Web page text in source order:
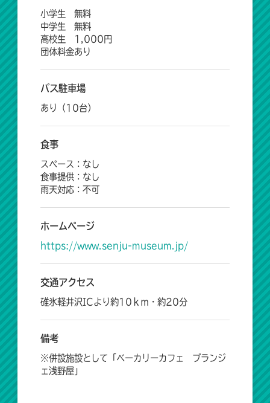
小学生 無料
中学生 無料
高校生 1,000円
団体料金あり
バス駐車場
あり（10台）
食事
スペース：なし
食事提供：なし
雨天対応：不可
ホームページ
https://www.senju-museum.jp/
交通アクセス
碓氷軽井沢ICより約10ｋｍ・約20分
備考
※併設施設として「ベーカリーカフェ ブランジ
ェ浅野屋」